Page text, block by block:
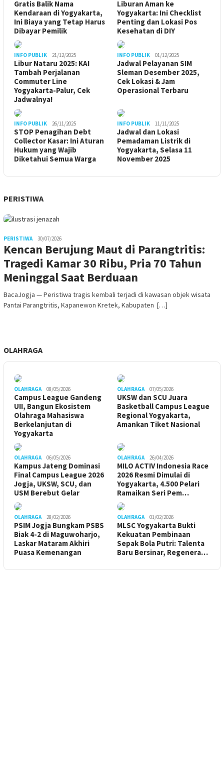
Gratis Balik Nama
Kendaraan di Yogyakarta,
Ini Biaya yang Tetap Harus
Dibayar Pemilik
Liburan Aman ke
Yogyakarta: Ini Checklist
Penting dan Lokasi Pos
Kesehatan di DIY
INFO PUBLIK 21/12/2025
Libur Nataru 2025: KAI
Tambah Perjalanan
Commuter Line
Yogyakarta-Palur, Cek
Jadwalnya!
INFO PUBLIK 01/12/2025
Jadwal Pelayanan SIM
Sleman Desember 2025,
Cek Lokasi & Jam
Operasional Terbaru
INFO PUBLIK 26/11/2025
STOP Penagihan Debt
Collector Kasar: Ini Aturan
Hukum yang Wajib
Diketahui Semua Warga
INFO PUBLIK 11/11/2025
Jadwal dan Lokasi
Pemadaman Listrik di
Yogyakarta, Selasa 11
November 2025
PERISTIWA
PERISTIWA 30/07/2026
Kencan Berujung Maut di Parangtritis:
Tragedi Kamar 30 Ribu, Pria 70 Tahun
Meninggal Saat Berduaan
BacaJogja — Peristiwa tragis kembali terjadi di kawasan objek wisata
Pantai Parangtritis, Kapanewon Kretek, Kabupaten […]
OLAHRAGA
OLAHRAGA 08/05/2026
Campus League Gandeng
UII, Bangun Ekosistem
Olahraga Mahasiswa
Berkelanjutan di
Yogyakarta
OLAHRAGA 07/05/2026
UKSW dan SCU Juara
Basketball Campus League
Regional Yogyakarta,
Amankan Tiket Nasional
OLAHRAGA 06/05/2026
Kampus Jateng Dominasi
Final Campus League 2026
Jogja, UKSW, SCU, dan
USM Berebut Gelar
OLAHRAGA 26/04/2026
MILO ACTIV Indonesia Race
2026 Resmi Dimulai di
Yogyakarta, 4.500 Pelari
Ramaikan Seri Pem…
OLAHRAGA 28/02/2026
PSIM Jogja Bungkam PSBS
Biak 4-2 di Maguwoharjo,
Laskar Mataram Akhiri
Puasa Kemenangan
OLAHRAGA 01/02/2026
MLSC Yogyakarta Bukti
Kekuatan Pembinaan
Sepak Bola Putri: Talenta
Baru Bersinar, Regenera…